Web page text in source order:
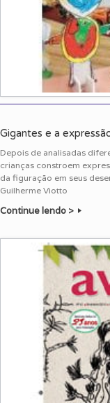
Gigantes e a
Depois de analisadas
crianças constroem
da figuração em seus
Guilherme Viotto
Continue lendo >